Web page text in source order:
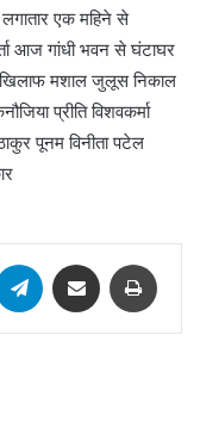
एक महिने से
आज गांधी भवन से घंटाघर
मशाल जुलूस निकाल
प्रीति विशवकर्मा
पूनम विनीता पटेल
Telegram Share via Email